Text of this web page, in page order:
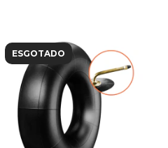
ESGOTADO